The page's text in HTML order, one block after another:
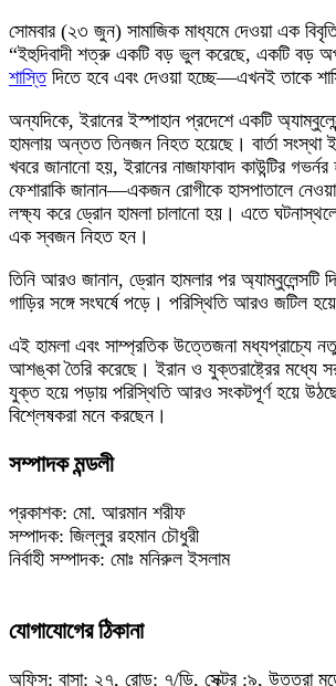
সোমবার (২৩ জুন) সামাজিক মাধ্যমে দেওয়া এক
“ইহুদিবাদী শত্রু একটি বড় ভুল করেছে, একটি বড়
শাস্তিদিতে হবে এবং দেওয়া হচ্ছে—এখনই তাকে
অন্যদিকে, ইরানের ইস্পাহান প্রদেশে একটি
হামলায় অন্তত তিনজন নিহত হয়েছে। বার্তা সংস্থা
খবরে জানানো হয়, ইরানের নাজাফাবাদ কাউন্টির গভর্নর
ফেশারাকি জানান—একজন রোগীকে হাসপাতালে
লক্ষ্য করে ড্রোন হামলা চালানো হয়। এতে
এক স্বজন নিহত হন।
তিনি আরও জানান, ড্রোন হামলার পর অ্যাম্বুলেন্সটি
গাড়ির সঙ্গে সংঘর্ষে পড়ে। পরিস্থিতি আরও জটিল
এই হামলা এবং সাম্প্রতিক উত্তেজনা মধ্যপ্রাচ্যে
আশঙ্কা তৈরি করেছে। ইরান ও যুক্তরাষ্ট্রের মধ্যে
যুক্ত হয়ে পড়ায় পরিস্থিতি আরও সংকটপূর্ণ হয়ে
বিশ্লেষকরা মনে করছেন।
সম্পাদক মন্ডলী
প্রকাশক: মো. আরমান শরীফ
সম্পাদক: জিল্লুর রহমান চৌধুরী
নির্বাহী সম্পাদক: মোঃ মনিরুল ইসলাম
যোগাযোগের ঠিকানা
অফিস: বাসা: ২৭, রোড: ৭/ডি, সেক্টর :৯, উত্তরা